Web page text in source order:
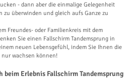
- dann aber die einmalige Gelegenheit
zu überwinden und gleich aufs Ganze zu
Freundes- oder Familienkreis mit dem
Sie einen Fallschirm Tandemsprung in
neuen Lebensgefühl, indem Sie Ihnen die
nur wachsen können!
beim Erlebnis Fallschirm Tandemsprung